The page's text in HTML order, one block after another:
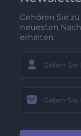
Gehören Sie
neuesten
erhalten